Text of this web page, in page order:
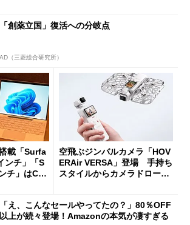
「創薬立国」復活への分岐点
AD（三菱総合研究所）
載「Surfa
ンチ」「S
チ」はCop
空飛ぶジンバルカメラ「HOV
ERAir VERSA」登場 手持ち
スタイルからカメラドローン
「え、こんなセールやってたの？」80％OFF
以上が続々登場！Amazonの本気が凄すぎる